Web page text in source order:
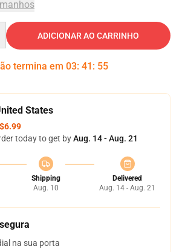
ADICIONAR AO CARRINHO
termina em 03: 41 : 54
States
$6.99
today to get byAug. 14 - Aug. 21
Shipping
Aug. 10
Delivered
Aug. 14 - Aug. 21
na sua porta